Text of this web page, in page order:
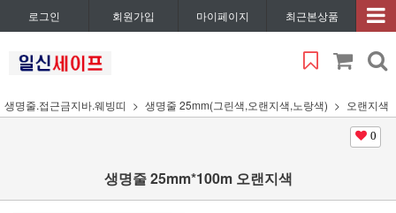
로그인 회원가입 마이페이지 최근본상품
생명줄.접근금지바.웨빙띠 생명줄 25mm(그린색,오랜지색,노랑색) 오랜지색
0
생명줄 25mm*100m 오랜지색